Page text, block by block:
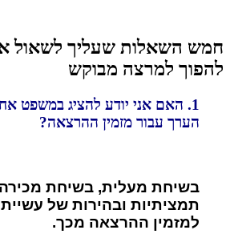
חמש השאלות שעליך לשאול
להפוך למרצה מבוקש
1. האם אני יודע להציג במשפט
הערך עבור מזמין ההרצאה?
בשיחת מעלית, בשיחת
תמציתיות ובהירות של
למזמין ההרצאה מכך.